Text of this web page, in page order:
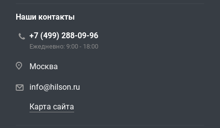
Наши контакты
+7 (499) 288-09-96
Ежедневно: 9:00 - 18:00
Москва
info@hilson.ru
Карта сайта